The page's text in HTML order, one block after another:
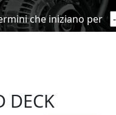
che iniziano per
DECK